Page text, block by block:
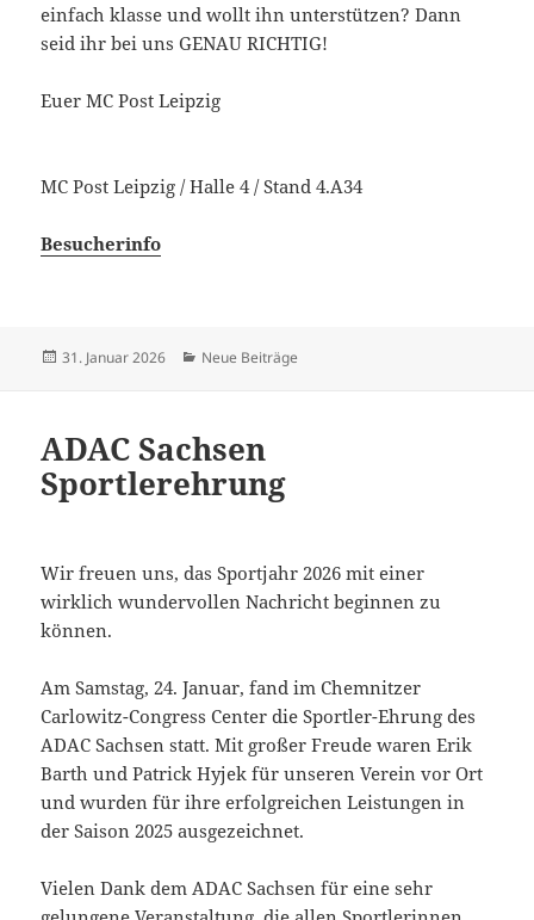
einfach klasse und wollt ihn unterstützen? Dann
seid ihr bei uns GENAU RICHTIG!
Euer MC Post Leipzig
MC Post Leipzig / Halle 4 / Stand 4.A34
Besucherinfo
Veröffentlicht
31. Januar 2026 Kategorien
Neue Beiträge
ADAC Sachsen
Sportlerehrung
Wir freuen uns, das Sportjahr 2026 mit einer
wirklich wundervollen Nachricht beginnen zu
können.
Am Samstag, 24. Januar, fand im Chemnitzer
Carlowitz-Congress Center die Sportler-Ehrung des
ADAC Sachsen statt. Mit großer Freude waren Erik
Barth und Patrick Hyjek für unseren Verein vor Ort
und wurden für ihre erfolgreichen Leistungen in
der Saison 2025 ausgezeichnet.
Vielen Dank dem ADAC Sachsen für eine sehr